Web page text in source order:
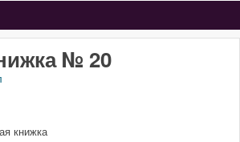
for Mihail Zoshchenko
№ 20
книжка